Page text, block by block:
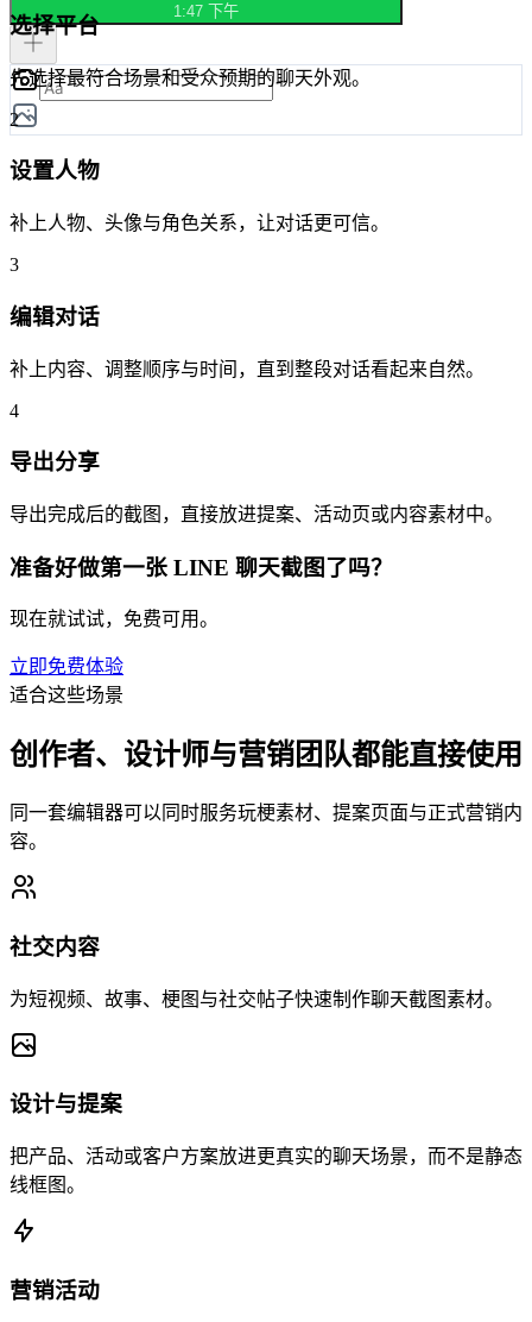
1:47 下午
选择平台
先选择最符合场景和受众预期的聊天外观。
2
设置人物
补上人物、头像与角色关系，让对话更可信。
3
编辑对话
补上内容、调整顺序与时间，直到整段对话看起来自然。
4
导出分享
导出完成后的截图，直接放进提案、活动页或内容素材中。
准备好做第一张 LINE 聊天截图了吗？
现在就试试，免费可用。
立即免费体验
适合这些场景
创作者、设计师与营销团队都能直接使用
同一套编辑器可以同时服务玩梗素材、提案页面与正式营销内
容。
社交内容
为短视频、故事、梗图与社交帖子快速制作聊天截图素材。
设计与提案
把产品、活动或客户方案放进更真实的聊天场景，而不是静态
线框图。
营销活动